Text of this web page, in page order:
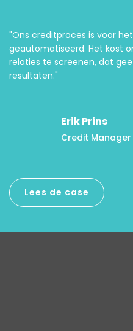
"Ons creditproces is voor
geautomatiseerd. Het kost
relaties te screenen, dat
resultaten."
Erik Prins
Credit
Lees de case